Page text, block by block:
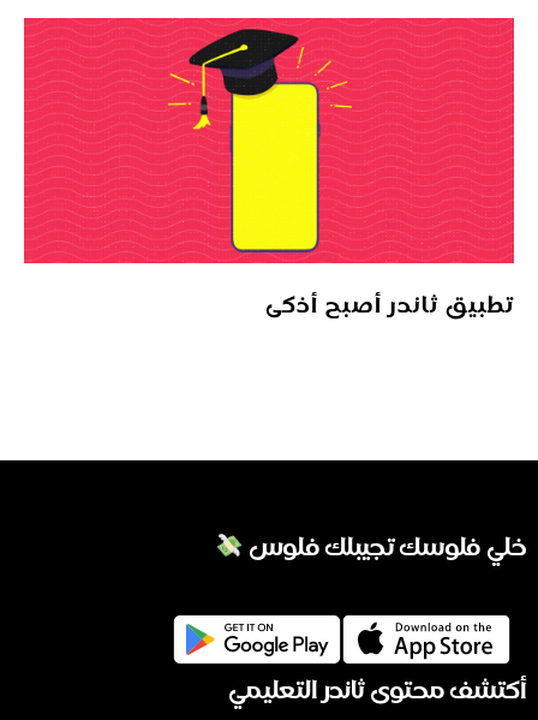
تطبيق ثاندر أصبح أذكى
خلي فلوسك تجيبلك فلوس
أكتشف محتوى ثاندر التعليمي